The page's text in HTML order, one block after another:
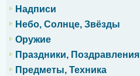
Надписи
Небо, Солнце, Звёзды
Оружие
Праздники, Поздравления
Предметы, Техника